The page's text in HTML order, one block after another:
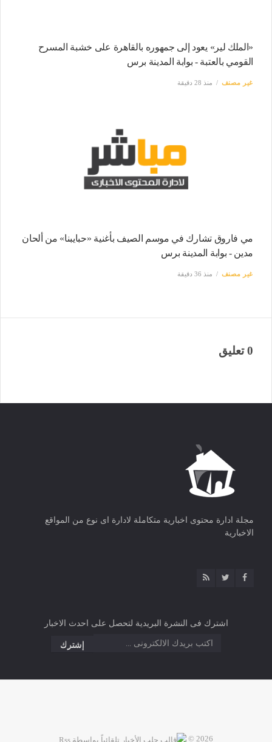
«الملك لير» يعود إلى جمهوره بالقاهرة على خشبة المسرح
القومي بالعتبة - بوابة المدينة برس
غير مصنف منذ 28 دقيقة
مي فاروق تشارك في موسم الصيف بأغنية «حبايبنا» من ألحان
مدين - بوابة المدينة برس
غير مصنف منذ 36 دقيقة
0 تعليق
مجلة ادارة محتوى اخبارية متكاملة لادارة اى نوع من المواقع
الاخبارية
اشترك فى النشرة البريدية لتحصل على احدث الاخبار
2026 ©